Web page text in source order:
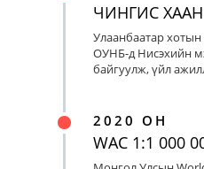
ЧИНГИС
Улаанбаатар
ОУНБ-д Нисэхийн
байгуулж, үйл
2020 ОН
WAC 1:1 000